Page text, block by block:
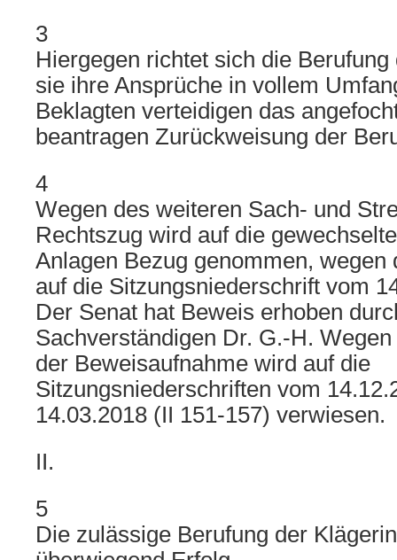
3
Hiergegen richtet sich die
sie ihre Ansprüche in vollem
Beklagten verteidigen das
beantragen Zurückweisung der
4
Wegen des weiteren Sach- und
Rechtszug wird auf die
Anlagen Bezug genommen, wegen
auf die Sitzungsniederschrift vom
Der Senat hat Beweis erhoben
Sachverständigen Dr. G.-H.
der Beweisaufnahme wird auf die
Sitzungsniederschriften vom
14.03.2018 (II 151-157) verwiesen.
II.
5
Die zulässige Berufung der